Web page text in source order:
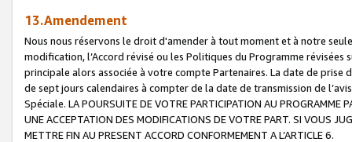
13.Amendement
Nous nous réservons le droit d'amender à tout moment et à notre
modification, l’Accord révisé ou les Politiques du Programme
principale alors associée à votre compte Partenaires. La date de
de sept jours calendaires à compter de la date de transmission de
Spéciale. LA POURSUITE DE VOTRE PARTICIPATION AU PROGRAMME
UNE ACCEPTATION DES MODIFICATIONS DE VOTRE PART. SI VOUS
METTRE FIN AU PRESENT ACCORD CONFORMEMENT A L’ARTICLE 6.